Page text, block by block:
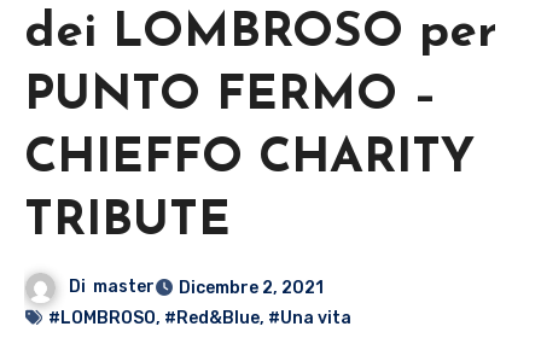
dei LOMBROSO per
PUNTO FERMO –
CHIEFFO CHARITY
TRIBUTE
Di master
Dicembre 2, 2021
#LOMBROSO, #Red&Blue, #Una vita